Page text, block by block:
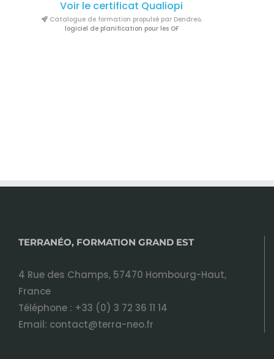
Voir le certificat Qualiopi
Catalogue de formation propulsé par Dendreo,
logiciel de planification pour les OF
TERRANÉO, FORMATION GRAND EST
4 Rue des Champs, 57470 Hombourg-Haut,
France
Téléphone : +33 (0) 3 72 36 11 14
Email: contact@terra-neo.fr